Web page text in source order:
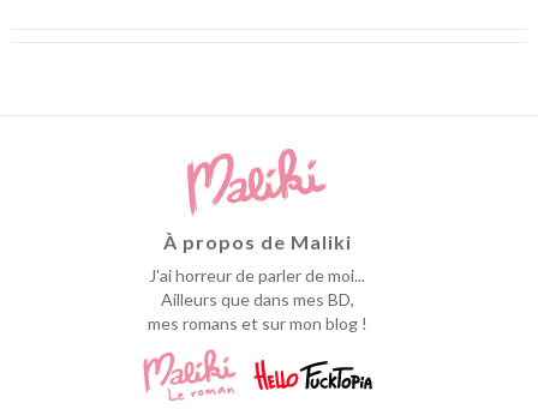
À propos de Maliki
J'ai horreur de parler de moi...
Ailleurs que dans mes BD,
mes romans et sur mon blog !